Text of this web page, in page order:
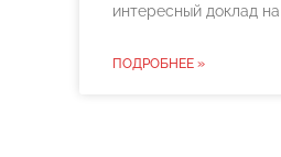
интересный доклад
ПОДРОБНЕЕ »